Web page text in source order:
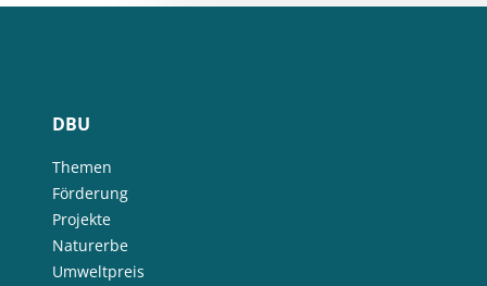
DBU
Themen
Förderung
Projekte
Naturerbe
Umweltpreis